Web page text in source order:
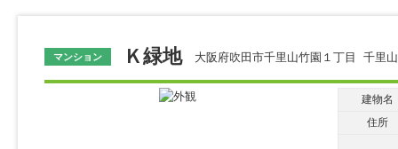
マンション Ｋ緑地 大阪府吹田市千里山竹園１丁目 千里
建物名
住所